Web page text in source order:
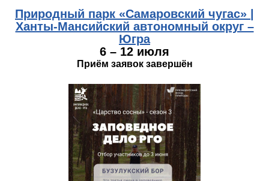
Природный парк «Самаровский чугас» |
Ханты-Мансийский автономный округ –
Югра
6 – 12 июля
Приём заявок завершён
buzuluk.jpg